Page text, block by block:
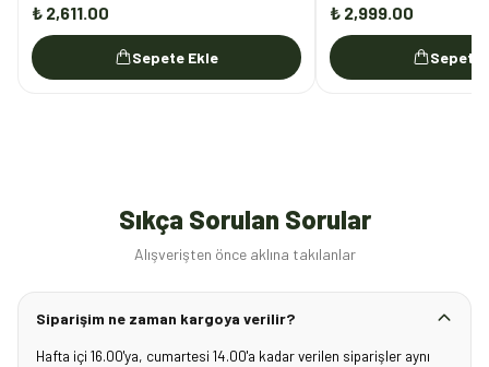
₺ 2,611.00
Sepete Ekle
₺ 2,999.00
Sepete
Sıkça Sorulan Sorular
Alışverişten önce aklına takılanlar
Siparişim ne zaman kargoya verilir?
Hafta içi 16.00'ya, cumartesi 14.00'a kadar verilen siparişler aynı